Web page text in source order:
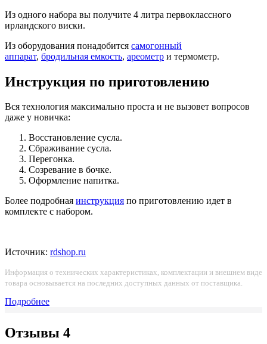
Из одного набора вы получите 4 литра первоклассного
ирландского виски.
Из оборудования понадобится самогонный
аппарат, бродильная емкость, ареометр и термометр.
Инструкция по приготовлению
Вся технология максимально проста и не вызовет вопросов
даже у новичка:
Восстановление сусла.
Сбраживание сусла.
Перегонка.
Созревание в бочке.
Оформление напитка.
Более подробная инструкция по приготовлению идет в
комплекте с набором.
Источник: rdshop.ru
Информация о технических характеристиках, комплектации и внешнем виде
товара основывается на последних доступных данных от поставщика.
Подробнее
Отзывы 4